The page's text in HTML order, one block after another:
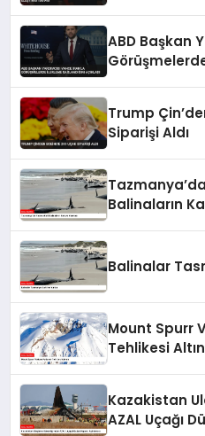
ABD Başkan
Trump
Siparişi Aldı
Balinaların
Balinalar
Mount Spurr
Tehlikesi
Kazakistan
AZAL Uçağı